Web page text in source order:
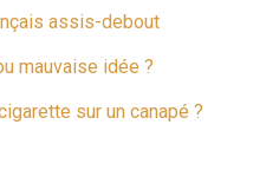
assis-debout
mauvaise idée ?
sur un canapé ?